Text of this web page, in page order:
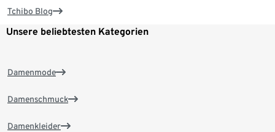
Tchibo Blog
Unsere beliebtesten Kategorien
Damenmode
Damenschmuck
Damenkleider